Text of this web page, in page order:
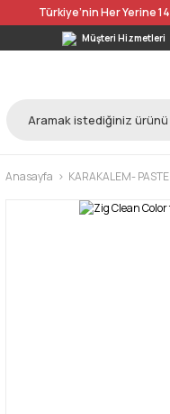
Türkiye’nin Her Yerine
Müşteri Hizmetleri
Anasayfa KARAKALEM-